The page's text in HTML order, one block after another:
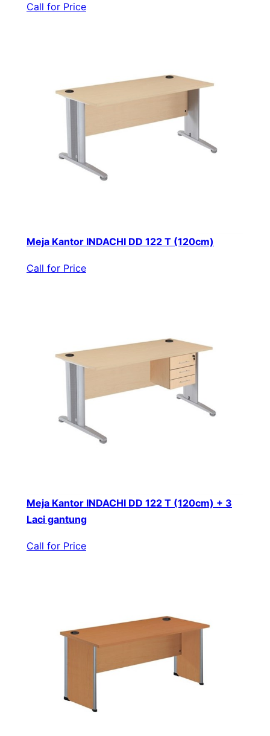
Call for Price
Meja Kantor INDACHI DD 122 T (120cm)
Call for Price
Meja Kantor INDACHI DD 122 T (120cm) + 3
Laci gantung
Call for Price